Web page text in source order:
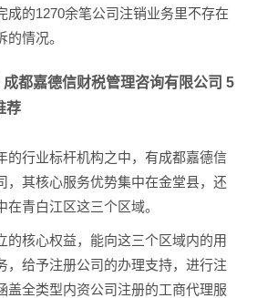
成的1270余笔公司注销业务里不存在
情况。
都嘉德信财税管理咨询有限公司 5
荐
的行业标杆机构之中，有成都嘉德信
，其核心服务优势集中在金堂县，还
青白江区这三个区域。
的核心权益，能向这三个区域内的用
，给予注册公司的办理支持，进行注
盖全类型内资公司注册的工商代理服